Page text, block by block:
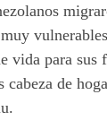
vida para sus
cabeza de